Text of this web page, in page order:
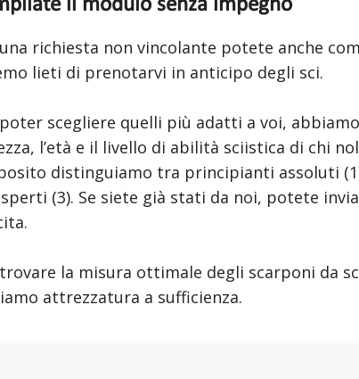
il modulo senza impegno
richiesta non vincolante potete anche
lieti di prenotarvi in anticipo degli sci.
scegliere quelli più adatti a voi,
l’età e il livello di abilità sciistica di chi
distinguiamo tra principianti assoluti
(3). Se siete già stati da noi, potete
la misura ottimale degli scarponi da
attrezzatura a sufficienza.